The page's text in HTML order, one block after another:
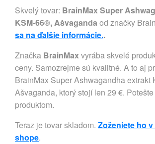
Skvelý tovar: BrainMax Super
KSM-66®, Ašvaganda od značky
sa na ďalšie informácie..
Značka BrainMaxvyrába skvelé
ceny. Samozrejme sú kvalitné. A to aj
BrainMax Super Ashwagandha extrakt
Ašvaganda, ktorý stojí len 29 €.
produktom.
Teraz je tovar skladom. Zoženiete ho
shope.